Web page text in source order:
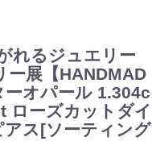
れるジュエリー
展【HANDMAD
ーオパール 1.304c
ローズカットダイ
ス[ソーティング